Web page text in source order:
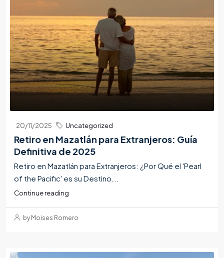
20/11/2025 Uncategorized
Retiro en Mazatlán para Extranjeros: Guía
Definitiva de 2025
Retiro en Mazatlán para Extranjeros: ¿Por Qué el 'Pearl
of the Pacific' es su Destino...
Continue reading
by Moises Romero